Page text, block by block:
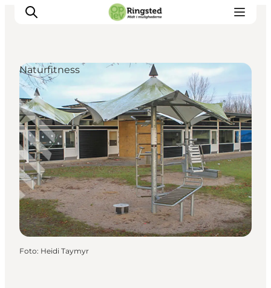
Mest for børn
Ophold
Ringsted Børnefestival
Ringsted Ældrefestival
Naturpark Ringsted
Naturfitness
Foto: Heidi Taymyr